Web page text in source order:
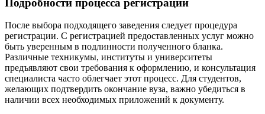
После выбора подходящего заведения следует процедура
регистрации. С регистрацией предоставленных услуг можно
быть уверенным в подлинности полученного бланка.
Различные техникумы, институты и университеты
предъявляют свои требования к оформлению, и консультация
специалиста часто облегчает этот процесс. Для студентов,
желающих подтвердить окончание вуза, важно убедиться в
наличии всех необходимых приложений к документу.